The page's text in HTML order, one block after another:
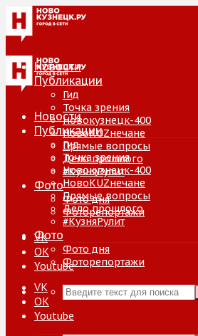
Новости
Публикации
Гид
Точка зрения
Новокузнецк-400
НовоKUZнечане
Прямые вопросы
Дело прошлого
#КузняРулит
Фото
Фото дня
Фоторепортажи
VK
ОК
Youtube
Новости
Публикации
Гид
Точка зрения
Новокузнецк-400
НовоKUZнечане
Прямые вопросы
Дело прошлого
#КузняРулит
Фото
Фото дня
Фоторепортажи
VK
ОК
Youtube